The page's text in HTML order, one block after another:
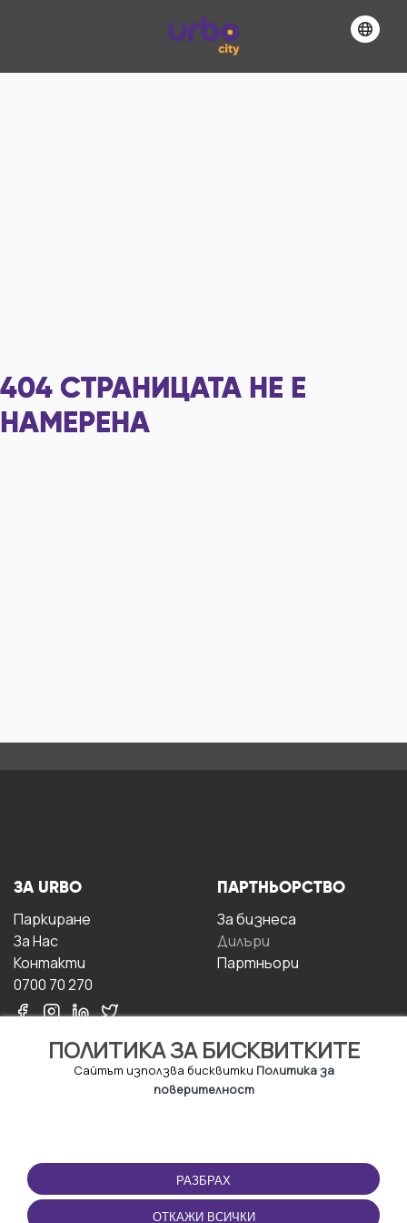
404 СТРАНИЦАТА НЕ Е
НАМЕРЕНА
ПОЛИТИКА ЗА БИСКВИТКИТЕ
Сайтът използва бисквитки Политика за
поверителност
РАЗБРАХ
ОТКАЖИ ВСИЧКИ
ЗА URBO
Паркиране
За Hас
Контакти
0700 70 270
ПАРТНЬОРСТВО
За бизнесa
Дилъри
Партньори
ПОЛЗВАНЕ
Правила и условия за
ползване
ПРИЛОЖЕНИЕТО